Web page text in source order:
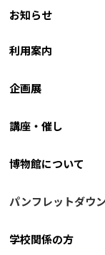
お知らせ
利用案内
企画展
講座・催し
博物館について
パンフレットダウ
学校関係の方